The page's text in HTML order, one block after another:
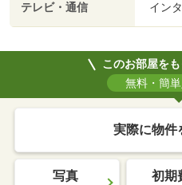
テレビ・通信 イン
このお部屋を
無料・簡
実際に物件
写真 初期